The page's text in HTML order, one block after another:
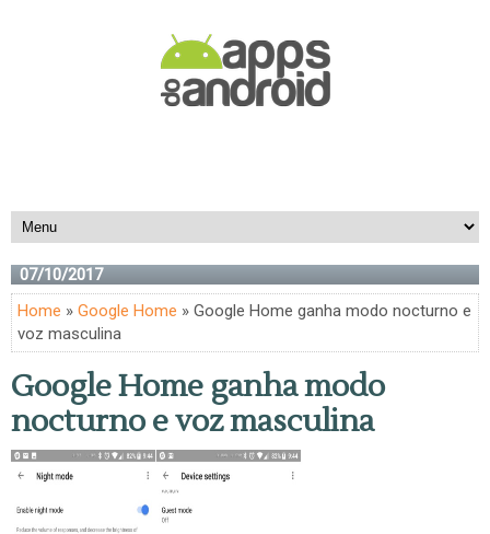
07/10/2017
Home » Google Home » Google Home ganha modo nocturno e
voz masculina
Google Home ganha modo
nocturno e voz masculina